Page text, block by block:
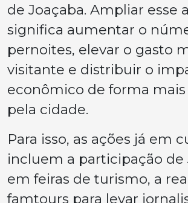
de Joaçaba. Ampliar esse
significa aumentar o
pernoites, elevar o gasto
visitante e distribuir o
econômico de forma
pela cidade.
Para isso, as ações já em
incluem a participação de
em feiras de turismo, a
famtours para levar